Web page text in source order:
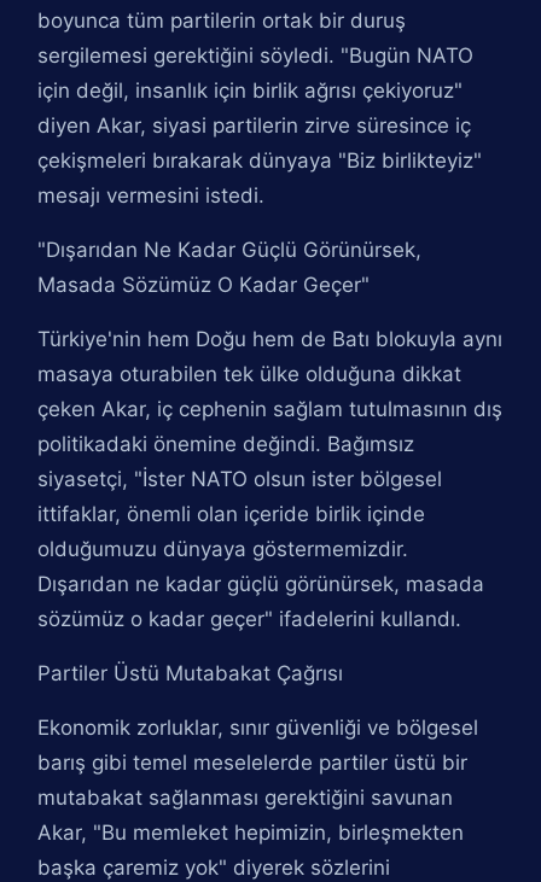
boyunca tüm partilerin ortak bir duruş
sergilemesi gerektiğini söyledi. "Bugün NATO
için değil, insanlık için birlik ağrısı çekiyoruz"
diyen Akar, siyasi partilerin zirve süresince iç
çekişmeleri bırakarak dünyaya "Biz birlikteyiz"
mesajı vermesini istedi.
"Dışarıdan Ne Kadar Güçlü Görünürsek,
Masada Sözümüz O Kadar Geçer"
Türkiye'nin hem Doğu hem de Batı blokuyla aynı
masaya oturabilen tek ülke olduğuna dikkat
çeken Akar, iç cephenin sağlam tutulmasının dış
politikadaki önemine değindi. Bağımsız
siyasetçi, "İster NATO olsun ister bölgesel
ittifaklar, önemli olan içeride birlik içinde
olduğumuzu dünyaya göstermemizdir.
Dışarıdan ne kadar güçlü görünürsek, masada
sözümüz o kadar geçer" ifadelerini kullandı.
Partiler Üstü Mutabakat Çağrısı
Ekonomik zorluklar, sınır güvenliği ve bölgesel
barış gibi temel meselelerde partiler üstü bir
mutabakat sağlanması gerektiğini savunan
Akar, "Bu memleket hepimizin, birleşmekten
başka çaremiz yok" diyerek sözlerini